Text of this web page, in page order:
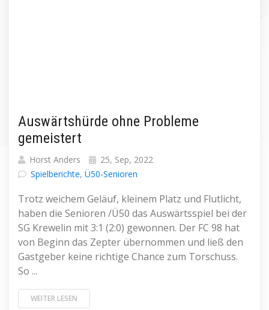
Auswärtshürde ohne Probleme
gemeistert
Horst Anders
25, Sep, 2022
Spielberichte, Ü50-Senioren
Trotz weichem Geläuf, kleinem Platz und Flutlicht,
haben die Senioren /Ü50 das Auswärtsspiel bei der
SG Krewelin mit 3:1 (2:0) gewonnen. Der FC 98 hat
von Beginn das Zepter übernommen und ließ den
Gastgeber keine richtige Chance zum Torschuss.
So ...
WEITER LESEN